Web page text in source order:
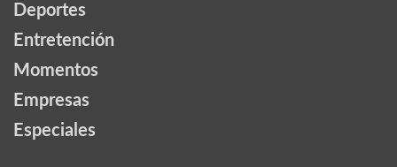
Deportes
Entretención
Momentos
Empresas
Especiales